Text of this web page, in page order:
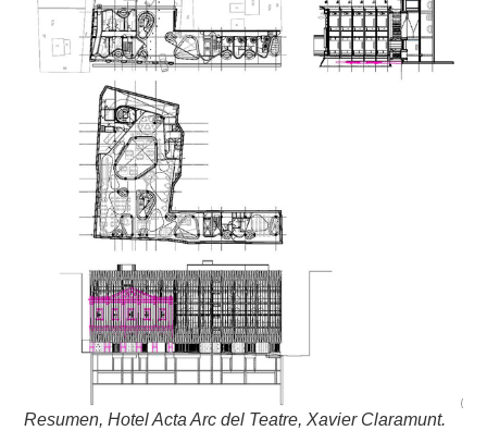
Resumen, Hotel Acta Arc del Teatre, Xavier Claramunt.